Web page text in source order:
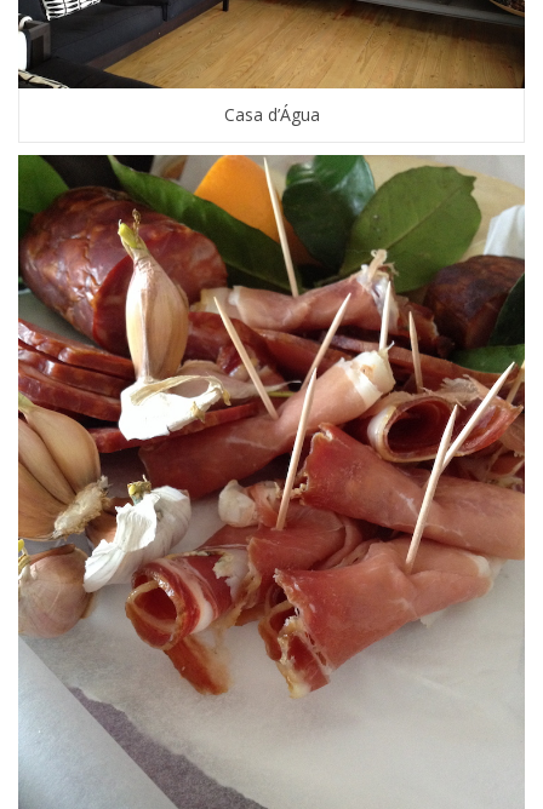
Casa d’Água